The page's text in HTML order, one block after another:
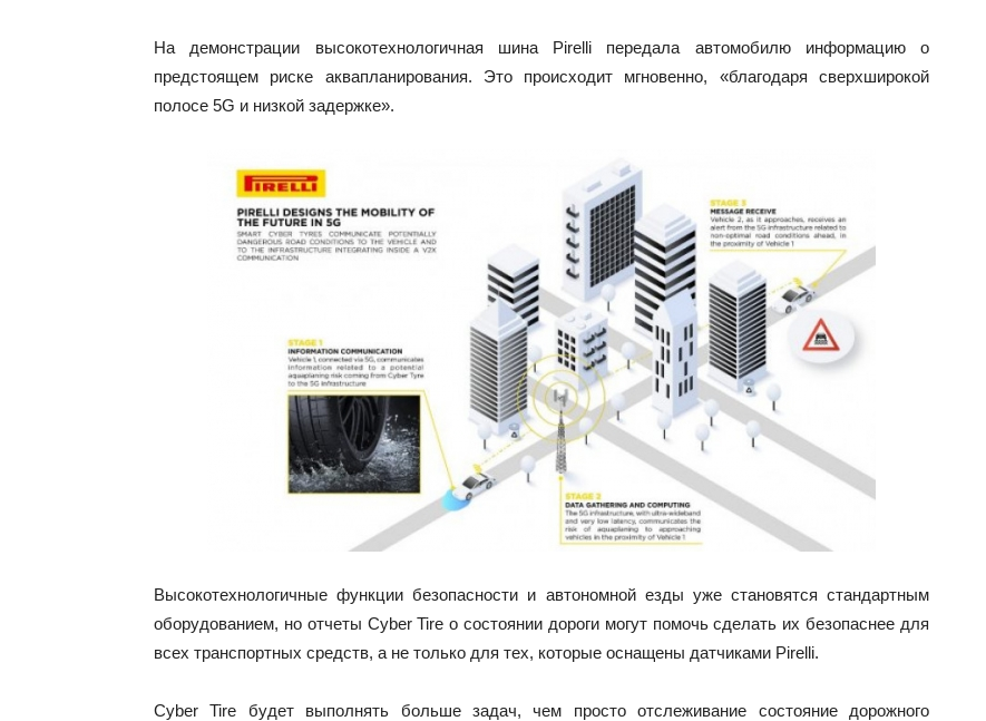
На демонстрации высокотехнологичная шина Pirelli передала автомобилю информацию о
предстоящем риске аквапланирования. Это происходит мгновенно, «благодаря сверхширокой
полосе 5G и низкой задержке».
Высокотехнологичные функции безопасности и автономной езды уже становятся стандартным
оборудованием, но отчеты Cyber Tire о состоянии дороги могут помочь сделать их безопаснее для
всех транспортных средств, а не только для тех, которые оснащены датчиками Pirelli.
Cyber Tire будет выполнять больше задач, чем просто отслеживание состояние дорожного